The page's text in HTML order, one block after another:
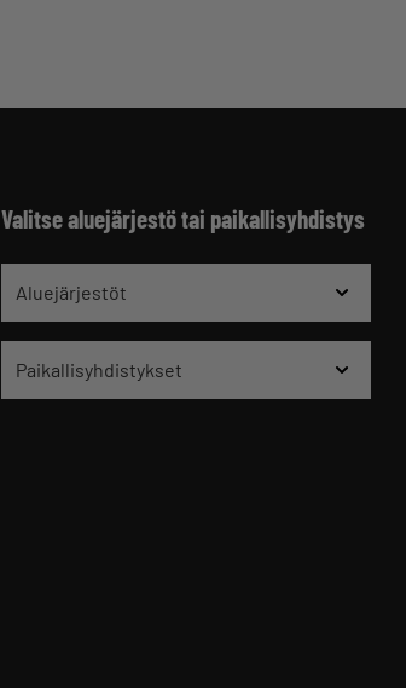
Valitse aluejärjestö tai paikallisyhdistys
Aluejärjestöt
Paikallisyhdistykset